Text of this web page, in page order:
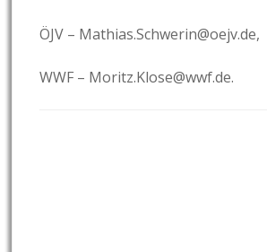
ÖJV – Mathias.Schwerin@oejv.de,
WWF – Moritz.Klose@wwf.de.